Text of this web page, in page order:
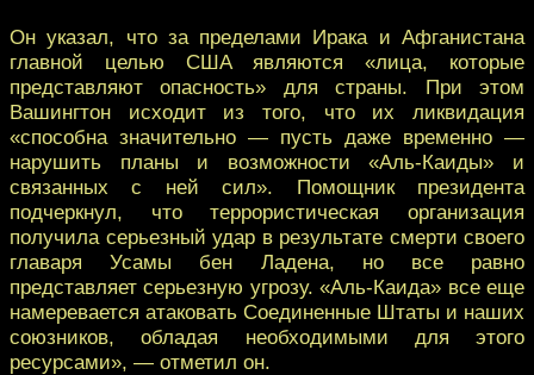
Он указал, что за пределами Ирака и Афганистана
главной целью США являются «лица, которые
представляют опасность» для страны. При этом
Вашингтон исходит из того, что их ликвидация
«способна значительно — пусть даже временно —
нарушить планы и возможности «Аль-Каиды» и
связанных с ней сил». Помощник президента
подчеркнул, что террористическая организация
получила серьезный удар в результате смерти своего
главаря Усамы бен Ладена, но все равно
представляет серьезную угрозу. «Аль-Каида» все еще
намеревается атаковать Соединенные Штаты и наших
союзников, обладая необходимыми для этого
ресурсами», — отметил он.